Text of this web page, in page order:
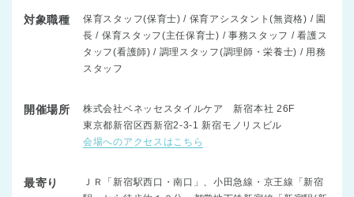
対象職種
保育スタッフ(保育士) / 保育アシスタント(無資格) / 園
長 / 保育スタッフ(主任保育士) / 事務スタッフ / 看護ス
タッフ(看護師) / 調理スタッフ(調理師・栄養士) / 用務
スタッフ
開催場所
株式会社ベネッセスタイルケア 新宿本社 26F
東京都新宿区西新宿2-3-1 新宿モノリスビル
会場へのアクセスはこちら
最寄り
ＪＲ「新宿駅西口・南口」、小田急線・京王線「新宿